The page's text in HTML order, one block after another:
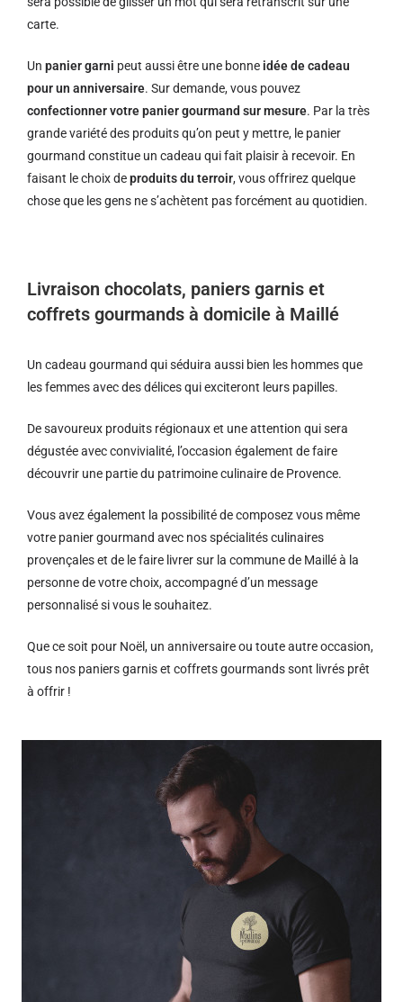
carte.
Un panier garni peut aussi être une bonne idée de cadeau
pour un anniversaire. Sur demande, vous pouvez
confectionner votre panier gourmand sur mesure. Par la très
grande variété des produits qu’on peut y mettre, le panier
gourmand constitue un cadeau qui fait plaisir à recevoir. En
faisant le choix deproduits du terroir, vous offrirez quelque
chose que les gens ne s’achètent pas forcément au quotidien.
Livraison chocolats, paniers garnis et
coffrets gourmands à domicile à Maillé
Un cadeau gourmand qui séduira aussi bien les hommes que
les femmes avec des délices qui exciteront leurs papilles.
De savoureux produits régionaux et une attention qui sera
dégustée avec convivialité, l’occasion également de faire
découvrir une partie du patrimoine culinaire de Provence.
Vous avez également la possibilité de composez vous même
votre panier gourmand avec nos spécialités culinaires
provençales et de le faire livrer sur la commune de Maillé à la
personne de votre choix, accompagné d’un message
personnalisé si vous le souhaitez.
Que ce soit pour Noël, un anniversaire ou toute autre occasion,
tous nos paniers garnis et coffrets gourmands sont livrés prêt
à offrir !